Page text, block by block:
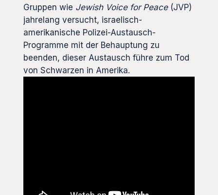
Gruppen wie Jewish Voice for Peace(JVP)
jahrelang versucht, israelisch-
amerikanische Polizei-Austausch-
Programme mit der Behauptung zu
beenden, dieser Austausch führe zum Tod
von Schwarzen in Amerika.